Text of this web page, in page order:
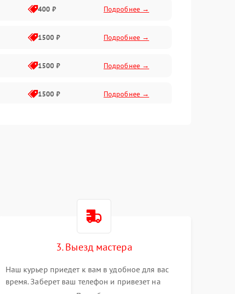
400 ₽ Подробнее →
1500 ₽ Подробнее →
1500 ₽ Подробнее →
1500 ₽ Подробнее →
3. Выезд мастера
Наш курьер приедет к вам в удобное для вас
время. Заберет ваш телефон и привезет на